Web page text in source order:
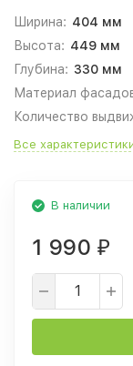
Ширина: 404 мм
Высота: 449 мм
Глубина: 330 мм
Материал
Количество
Все
В наличии
1 990 ₽